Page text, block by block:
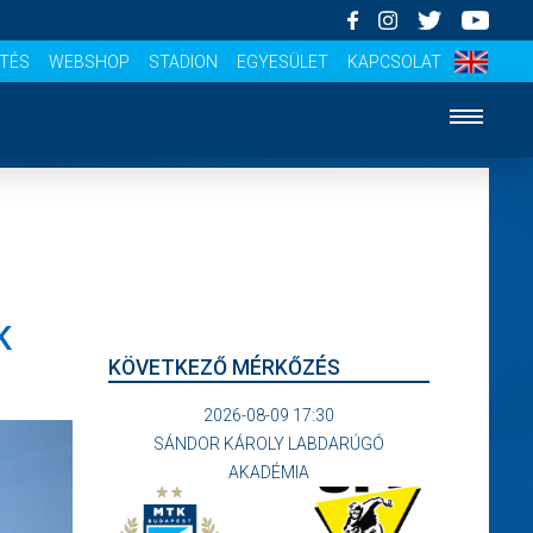
WEBSHOP STADION EGYESÜLET KAPCSOLAT
KÖVETKEZŐ MÉRKŐZÉS
2026-08-09 17:30
SÁNDOR KÁROLY LABDARÚGÓ
AKADÉMIA